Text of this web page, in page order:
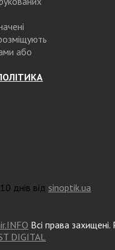
або
днів від sinoptik.ua
Всі права
DIGITAL